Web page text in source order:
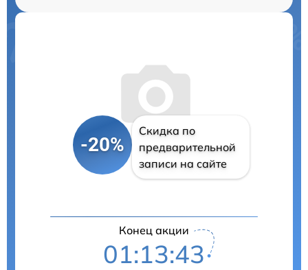
-20%
Скидка по
предварительной
записи на сайте
Конец акции
01:13:42